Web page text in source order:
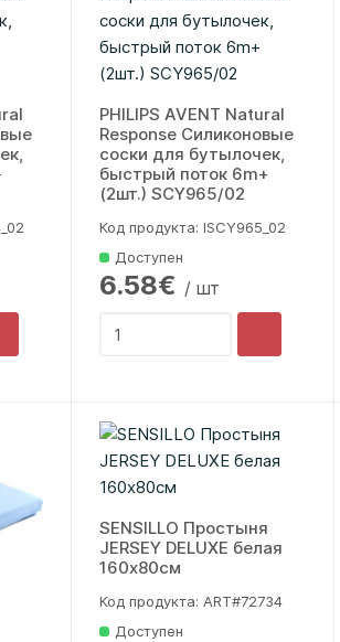
PHILIPS AVENT Natural
Response Силиконовые
соски для бутылочек,
быстрый поток 6m+
(2шт.) SCY965/02
Код продукта: lSCY965_02
Доступен
6.58€ / шт
SENSILLO Простыня
JERSEY DELUXE белая
160x80см
Код продукта: ART#72734
Доступен